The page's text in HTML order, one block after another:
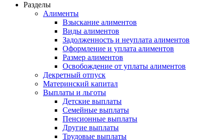
Разделы
Алименты
Взыскание алиментов
Виды алиментов
Задолженность и неуплата алиментов
Оформление и уплата алиментов
Размер алиментов
Освобождение от уплаты алиментов
Декретный отпуск
Материнский капитал
Выплаты и льготы
Детские выплаты
Семейные выплаты
Пенсионные выплаты
Другие выплаты
Трудовые выплаты